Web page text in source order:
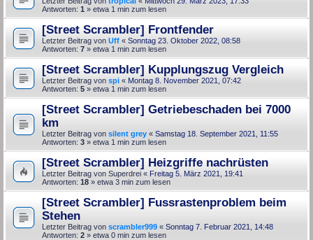
Antworten: 1 » etwa 1 min zum lesen
[Street Scrambler] Frontfender
Letzter Beitrag von Uff « Sonntag 23. Oktober 2022, 08:58
Antworten: 7 » etwa 1 min zum lesen
[Street Scrambler] Kupplungszug Vergleich
Letzter Beitrag von spi « Montag 8. November 2021, 07:42
Antworten: 5 » etwa 1 min zum lesen
[Street Scrambler] Getriebeschaden bei 7000
km
Letzter Beitrag von silent grey « Samstag 18. September 2021, 11:55
Antworten: 3 » etwa 1 min zum lesen
[Street Scrambler] Heizgriffe nachrüsten
Letzter Beitrag von Superdrei « Freitag 5. März 2021, 19:41
Antworten: 18 » etwa 3 min zum lesen
[Street Scrambler] Fussrastenproblem beim
Stehen
Letzter Beitrag von scrambler999 « Sonntag 7. Februar 2021, 14:48
Antworten: 2 » etwa 0 min zum lesen